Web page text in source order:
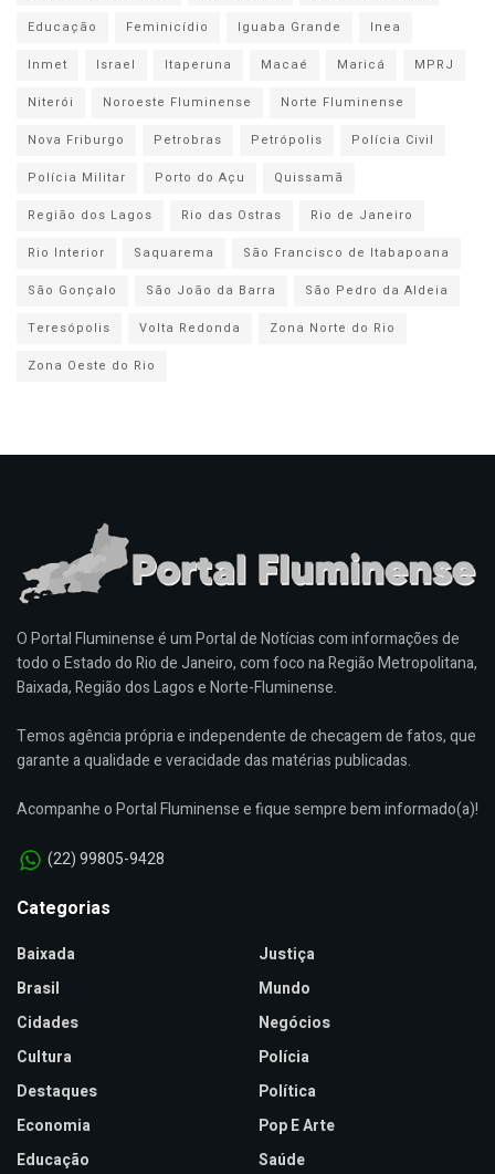
Educação
Feminicídio Iguaba Grande
Inea
Inmet
Israel Itaperuna Macaé Maricá
MPRJ
Niterói
Noroeste Fluminense
Norte Fluminense
Nova Friburgo
Petrobras Petrópolis
Polícia Civil
Polícia Militar
Porto do Açu
Quissamã
Região dos Lagos
Rio das Ostras
Rio de Janeiro
Rio Interior
Saquarema
São Francisco de Itabapoana
São Gonçalo
São João da Barra
São Pedro da Aldeia
Teresópolis
Volta Redonda
Zona Norte do Rio
Zona Oeste do Rio
O Portal Fluminense é um Portal de Notícias com informações de
todo o Estado do Rio de Janeiro, com foco na Região Metropolitana,
Baixada, Região dos Lagos e Norte-Fluminense.
Temos agência própria e independente de checagem de fatos, que
garante a qualidade e veracidade das matérias publicadas.
Acompanhe o Portal Fluminense e fique sempre bem informado(a)!
(22) 99805-9428
Categorias
Baixada
Brasil
Cidades
Cultura
Destaques
Economia
Educação
Justiça
Mundo
Negócios
Polícia
Política
Pop E Arte
Saúde